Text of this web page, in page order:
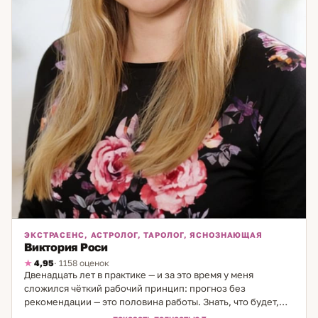
ЭКСТРАСЕНС, АСТРОЛОГ, ТАРОЛОГ, ЯСНОЗНАЮЩАЯ
Виктория Роси
4,95· 1158 оценок
Двенадцать лет в практике — и за это время у меня
сложился чёткий рабочий принцип: прогноз без
рекомендации — это половина работы. Знать, что будет,
важно. Но ещё важнее — знать, что с этим делать. Работаю